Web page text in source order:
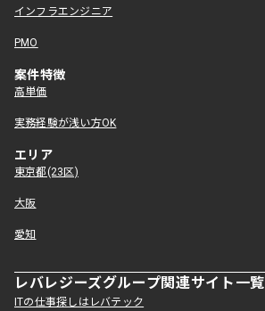
インフラエンジニア
PMO
案件特徴
高単価
実務経験が浅い方OK
エリア
東京都(23区)
大阪
愛知
レバレジーズグループ関連サイト一覧
ITの仕事探しはレバテック